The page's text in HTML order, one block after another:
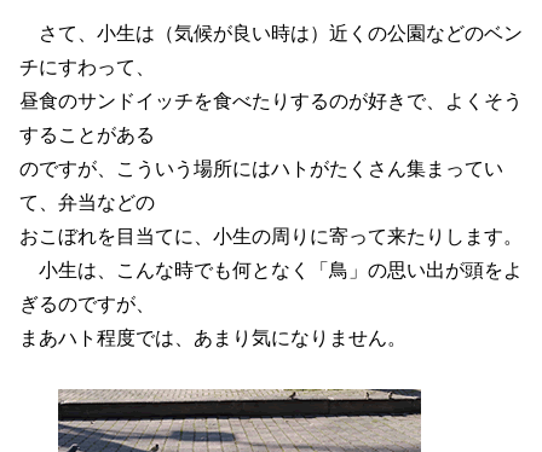
さて、小生は（気候が良い時は）近くの公園などのベン
チにすわって、
昼食のサンドイッチを食べたりするのが好きで、よくそう
することがある
のですが、こういう場所にはハトがたくさん集まってい
て、弁当などの
おこぼれを目当てに、小生の周りに寄って来たりします。
小生は、こんな時でも何となく「鳥」の思い出が頭をよ
ぎるのですが、
まあハト程度では、あまり気になりません。